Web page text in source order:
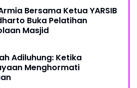
Bersama Ketua YARSIB
Buka Pelatihan
Masjid
Adiluhung: Ketika
Menghormati